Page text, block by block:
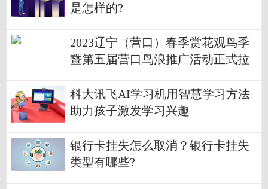
是怎样的?
2023辽宁（营口）春季赏花观鸟季
暨第五届营口鸟浪推广活动正式拉
科大讯飞AI学习机用智慧学习方法
助力孩子激发学习兴趣
银行卡挂失怎么取消？银行卡挂失
类型有哪些?